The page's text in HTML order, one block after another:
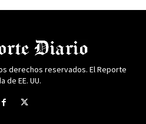
derechos reservados. El Reporte
de EE. UU.